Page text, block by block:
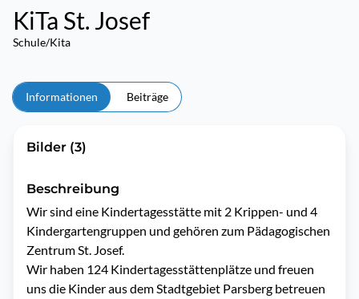
KiTa St. Josef
Schule/Kita
Informationen Beiträge
Bilder (3)
Beschreibung
Wir sind eine Kindertagesstätte mit 2 Krippen- und 4
Kindergartengruppen und gehören zum Pädagogischen
Zentrum St. Josef.
Wir haben 124 Kindertagesstättenplätze und freuen
uns die Kinder aus dem Stadtgebiet Parsberg betreuen